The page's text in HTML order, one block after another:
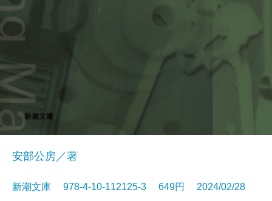
安部公房／著
新潮文庫 978-4-10-112125-3 649円 2024/02/28